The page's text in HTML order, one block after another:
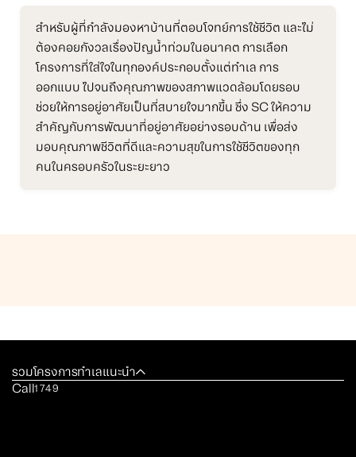
สำหรับผู้ที่กำลังมองหาบ้านที่ตอบโจทย์การใช้ชีวิต และไม่
ต้องคอยกังวลเรื่องปัญน้ำท่วมในอนาคต การเลือก
โครงการที่ใส่ใจในทุกองค์ประกอบตั้งแต่ทำเล การ
ออกแบบ ไปจนถึงคุณภาพของสภาพแวดล้อมโดยรอบ
ช่วยให้การอยู่อาศัยเป็นที่สบายใจมากขึ้น ซึ่ง SC ให้ความ
สำคัญกับการพัฒนาที่อยู่อาศัยอย่างรอบด้าน เพื่อส่ง
มอบคุณภาพชีวิตที่ดีและความสุขในการใช้ชีวิตของทุก
คนในครอบครัวในระยะยาว
รวมโครงการทำเลแนะนำ
Call1749